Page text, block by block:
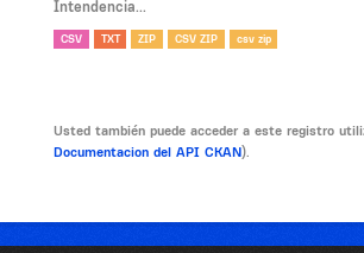
Intendencia...
CSV TXT ZIP CSV ZIP csv zip
Usted también puede acceder a este registro
Documentacion del API CKAN).